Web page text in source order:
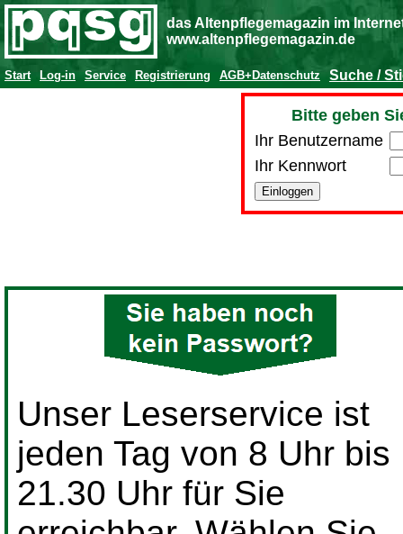
das Altenpflegemagazin im
www.altenpflegemagazin.de
Start Log-in Service Registrierung AGB+Datenschutz Suche /
Bitte geben
Ihr Benutzername
Ihr Kennwort
Unser Leserservice ist
jeden Tag von 8 Uhr bis
21.30 Uhr für Sie